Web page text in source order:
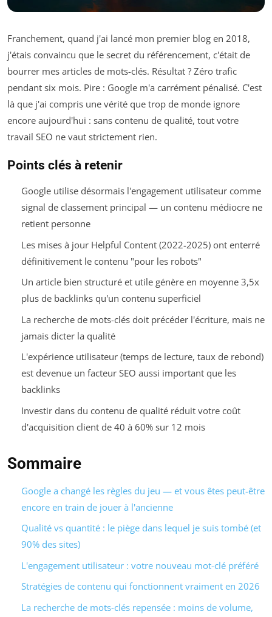
Franchement, quand j'ai lancé mon premier blog en 2018,
j'étais convaincu que le secret du référencement, c'était de
bourrer mes articles de mots-clés. Résultat ? Zéro trafic
pendant six mois. Pire : Google m'a carrément pénalisé. C'est
là que j'ai compris une vérité que trop de monde ignore
encore aujourd'hui : sans contenu de qualité, tout votre
travail SEO ne vaut strictement rien.
Points clés à retenir
Google utilise désormais l'engagement utilisateur comme
signal de classement principal — un contenu médiocre ne
retient personne
Les mises à jour Helpful Content (2022-2025) ont enterré
définitivement le contenu "pour les robots"
Un article bien structuré et utile génère en moyenne 3,5x
plus de backlinks qu'un contenu superficiel
La recherche de mots-clés doit précéder l'écriture, mais ne
jamais dicter la qualité
L'expérience utilisateur (temps de lecture, taux de rebond)
est devenue un facteur SEO aussi important que les
backlinks
Investir dans du contenu de qualité réduit votre coût
d'acquisition client de 40 à 60% sur 12 mois
Sommaire
Google a changé les règles du jeu — et vous êtes peut-être
encore en train de jouer à l'ancienne
Qualité vs quantité : le piège dans lequel je suis tombé (et
90% des sites)
L'engagement utilisateur : votre nouveau mot-clé préféré
Stratégies de contenu qui fonctionnent vraiment en 2026
La recherche de mots-clés repensée : moins de volume,